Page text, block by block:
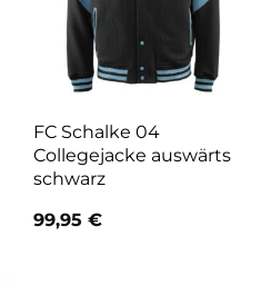
FC Schalke 04
Collegejacke auswärts
schwarz
99,95 €